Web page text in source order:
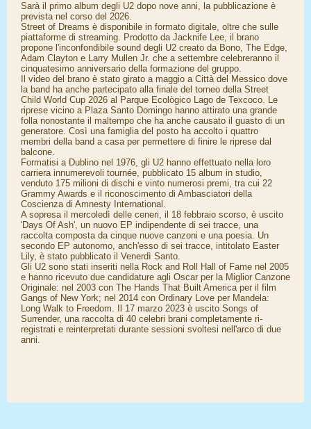
Sarà il primo album degli U2 dopo nove anni, la pubblicazione è
prevista nel corso del 2026.
Street of Dreams è disponibile in formato digitale, oltre che sulle
piattaforme di streaming. Prodotto da Jacknife Lee, il brano
propone l'inconfondibile sound degli U2 creato da Bono, The Edge,
Adam Clayton e Larry Mullen Jr. che a settembre celebreranno il
cinquatesimo anniversario della formazione del gruppo.
Il video del brano è stato girato a maggio a Città del Messico dove
la band ha anche partecipato alla finale del torneo della Street
Child World Cup 2026 al Parque Ecològico Lago de Texcoco. Le
riprese vicino a Plaza Santo Domingo hanno attirato una grande
folla nonostante il maltempo che ha anche causato il guasto di un
generatore. Così una famiglia del posto ha accolto i quattro
membri della band a casa per permettere di finire le riprese dal
balcone.
Formatisi a Dublino nel 1976, gli U2 hanno effettuato nella loro
carriera innumerevoli tournée, pubblicato 15 album in studio,
venduto 175 milioni di dischi e vinto numerosi premi, tra cui 22
Grammy Awards e il riconoscimento di Ambasciatori della
Coscienza di Amnesty International.
A sopresa il mercoledì delle ceneri, il 18 febbraio scorso, è uscito
'Days Of Ash', un nuovo EP indipendente di sei tracce, una
raccolta composta da cinque nuove canzoni e una poesia. Un
secondo EP autonomo, anch'esso di sei tracce, intitolato Easter
Lily, è stato pubblicato il Venerdì Santo.
Gli U2 sono stati inseriti nella Rock and Roll Hall of Fame nel 2005
e hanno ricevuto due candidature agli Oscar per la Miglior Canzone
Originale: nel 2003 con The Hands That Built America per il film
Gangs of New York; nel 2014 con Ordinary Love per Mandela:
Long Walk to Freedom. Il 17 marzo 2023 è uscito Songs of
Surrender, una raccolta di 40 celebri brani completamente ri-
registrati e reinterpretati durante sessioni svoltesi nell'arco di due
anni.